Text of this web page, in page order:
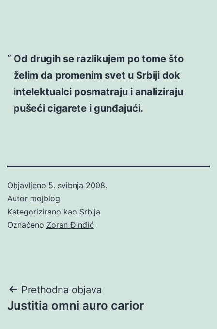
Od drugih se razlikujem po tome što
želim da promenim svet u Srbiji dok
intelektualci posmatraju i analiziraju
pušeći cigarete i gunđajući.
Objavljeno 5. svibnja 2008.
Autor mojblog
Kategorizirano kao Srbija
Označeno Zoran Đinđić
Navigacija
objava
Prethodna objava
Justitia omni auro carior